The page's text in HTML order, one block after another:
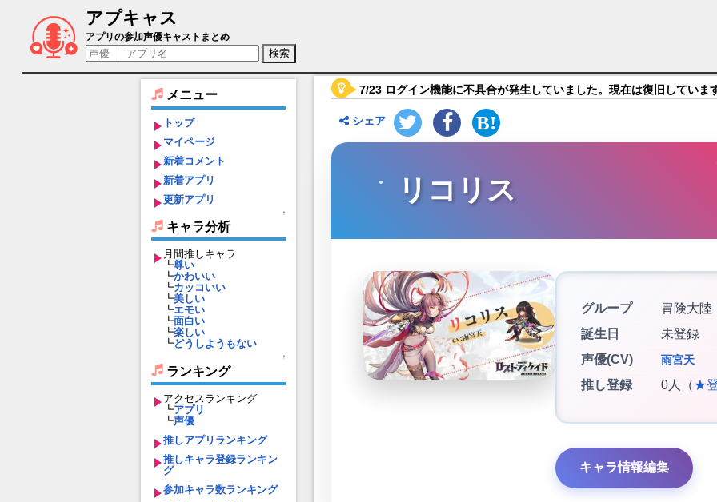
アプキャス
リコリス（声優：雨宮天)【ロストディケイド】キャラ紹介
アプリの参加声優キャストまとめ
メニュー
トップ
マイページ
新着コメント
新着アプリ
更新アプリ
↑
キャラ分析
月間推しキャラ
┗尊い
┗かわいい
┗カッコいい
┗美しい
┗エモい
┗面白い
┗楽しい
┗どうしようもない
↑
ランキング
アクセスランキング
┗アプリ
┗声優
推しアプリランキング
推しキャラ登録ランキン
グ
参加キャラ数ランキング
7/23 ログイン機能に不具合が発生していました。現在は復旧していま
シェア
リコリス
グループ
冒険大陸
誕生日
未登録
声優(CV)
雨宮天
推し登録 0人（★
キャラ情報編集